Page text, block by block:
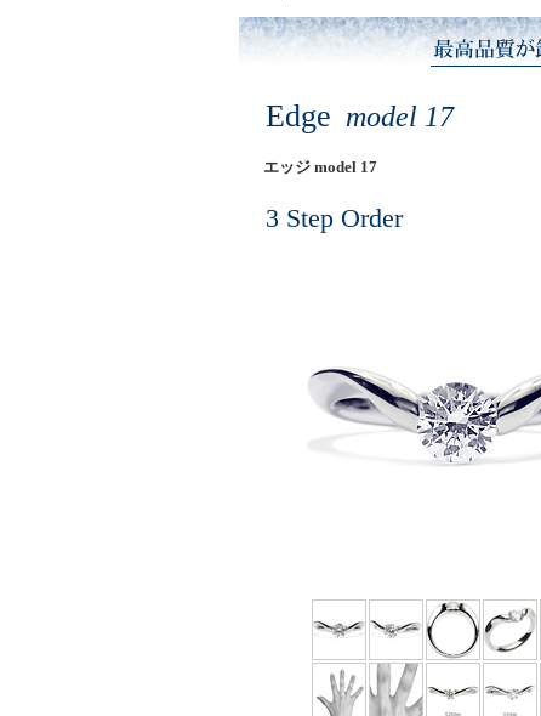
Edge model 17
エッジ model 17
3 Step Order